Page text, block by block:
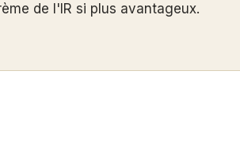
de l'IR si plus avantageux.